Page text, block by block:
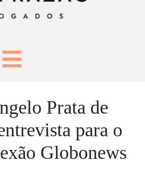
Prata de
para o
Globonews